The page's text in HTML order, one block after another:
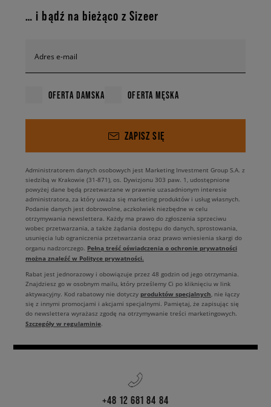
… i bądź na bieżąco z Sizeer
Adres e-mail
OFERTA DAMSKA OFERTA MĘSKA
ZAPISZ SIĘ
Administratorem danych osobowych jest Marketing Investment Group S.A. z
siedzibą w Krakowie (31-871), os. Dywizjonu 303 paw. 1, udostępnione
powyżej dane będą przetwarzane w prawnie uzasadnionym interesie
administratora, za który uważa się marketing produktów i usług własnych.
Podanie danych jest dobrowolne, aczkolwiek niezbędne w celu
otrzymywania newslettera. Każdy ma prawo do zgłoszenia sprzeciwu
wobec przetwarzania, a także żądania dostępu do danych, sprostowania,
usunięcia lub ograniczenia przetwarzania oraz prawo wniesienia skargi do
organu nadzorczego. Pełną treść oświadczenia o ochronie prywatności
można znaleźć w Polityce prywatności.
Rabat jest jednorazowy i obowiązuje przez 48 godzin od jego otrzymania.
Znajdziesz go w osobnym mailu, który prześlemy Ci po kliknięciu w link
aktywacyjny. Kod rabatowy nie dotyczy produktów specjalnych, nie łączy
się z innymi promocjami i akcjami specjalnymi. Pamiętaj, że zapisując się
do newslettera wyrażasz zgodę na otrzymywanie treści marketingowych.
Szczegóły w regulaminie.
+48 12 681 84 84